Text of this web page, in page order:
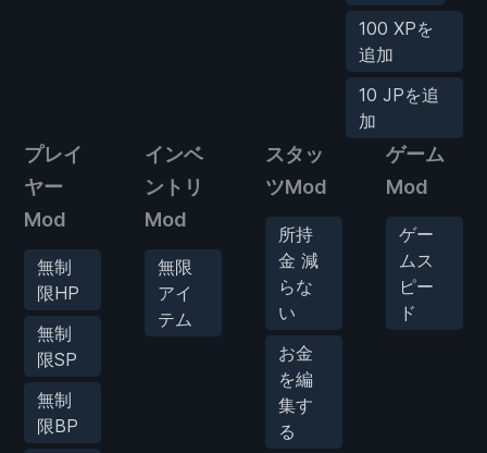
100 XPを
追加
10 JPを追
加
プレイ
ヤー
Mod
無制
限HP
無制
限SP
無制
限BP
インベ
ントリ
Mod
無限
アイ
テム
スタッ
ツMod
所持
金 減
らな
い
お金
を編
集す
る
ゲーム
Mod
ゲー
ムス
ピー
ド